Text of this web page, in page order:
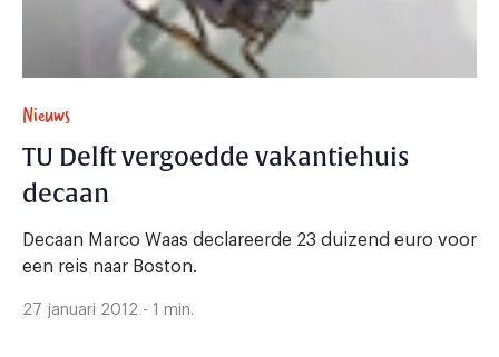
Nieuws
TU Delft vergoedde vakantiehuis
decaan
Decaan Marco Waas declareerde 23 duizend euro voor
een reis naar Boston.
27 januari 2012 - 1 min.